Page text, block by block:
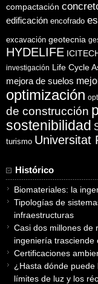
compactación
edificación encofrado
excavación geotecnia
HYDELIFE
investigación Life Cycle
mejora de suelos
optimización
de construcción
sostenibilidad
turismo Universitat
Histórico
Biomateriales: la
Tipologías de
infraestructuras
Casi dos millones de
ingeniería trasciende
Certificaciones
¿Hasta dónde
límites de luz y los